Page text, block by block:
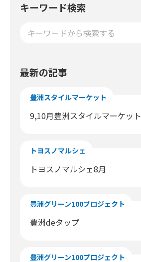
キーワード検索
最新の記事
豊洲スタイルマーケット
9,10月豊洲スタイルマーケット
トヨスノマルシェ
トヨスノマルシェ8月
豊洲グリーン100プロジェクト
豊洲deタップ
豊洲グリーン100プロジェクト